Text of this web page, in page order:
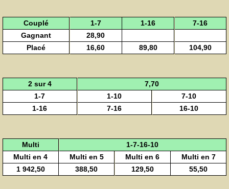
Couplé 1-7 1-16
7-16
Gagnant
28,90
Placé
16,60 89,80 104,90
2 sur 4
7,70
1-7
1-10
7-10
1-16
7-16 16-10
Multi
1-7-16-10
Multi en 4
Multi en 5 Multi en 6
Multi en 7
1 942,50
388,50 129,50 55,50